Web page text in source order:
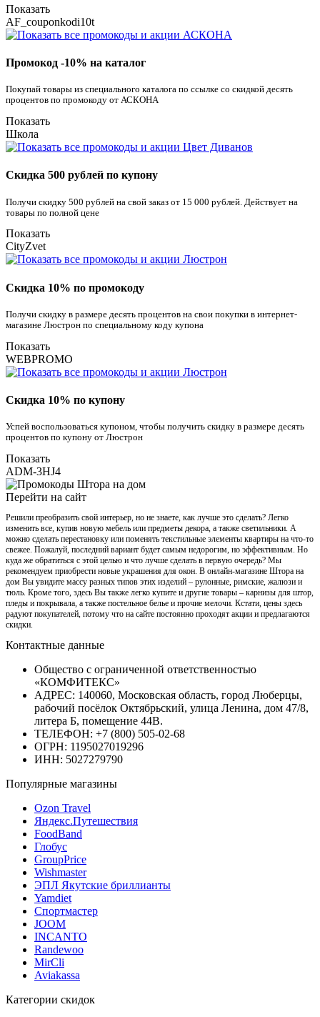
Показать
AF_couponkodi10t
Промокод -10% на каталог
Покупай товары из специального каталога по ссылке со скидкой десять
процентов по промокоду от АСКОНА
Показать
Школа
Скидка 500 рублей по купону
Получи скидку 500 рублей на свой заказ от 15 000 рублей. Действует на
товары по полной цене
Показать
CityZvet
Скидка 10% по промокоду
Получи скидку в размере десять процентов на свои покупки в интернет-
магазине Люстрон по специальному коду купона
Показать
WEBPROMO
Скидка 10% по купону
Успей воспользоваться купоном, чтобы получить скидку в размере десять
процентов по купону от Люстрон
Показать
ADM-3HJ4
Перейти на сайт
Решили преобразить свой интерьер, но не знаете, как лучше это сделать? Легко
изменить все, купив новую мебель или предметы декора, а также светильники. А
можно сделать перестановку или поменять текстильные элементы квартиры на что-то
свежее. Пожалуй, последний вариант будет самым недорогим, но эффективным. Но
куда же обратиться с этой целью и что лучше сделать в первую очередь? Мы
рекомендуем приобрести новые украшения для окон. В онлайн-магазине Штора на
дом Вы увидите массу разных типов этих изделий – рулонные, римские, жалюзи и
тюль. Кроме того, здесь Вы также легко купите и другие товары – карнизы для штор,
пледы и покрывала, а также постельное белье и прочие мелочи. Кстати, цены здесь
радуют покупателей, потому что на сайте постоянно проходят акции и предлагаются
скидки.
Контактные данные
Общество с ограниченной ответственностью
«КОМФИТЕКС»
АДРЕС: 140060, Московская область, город Люберцы,
рабочий посёлок Октябрьский, улица Ленина, дом 47/8,
литера Б, помещение 44В.
ТЕЛЕФОН: +7 (800) 505-02-68
ОГРН: 1195027019296
ИНН: 5027279790
Популярные магазины
Ozon Travel
Яндекс.Путешествия
FoodBand
Глобус
GroupPrice
Wishmaster
ЭПЛ Якутские бриллианты
Yamdiet
Спортмастер
JOOM
INCANTO
Randewoo
MirCli
Aviakassa
Категории скидок